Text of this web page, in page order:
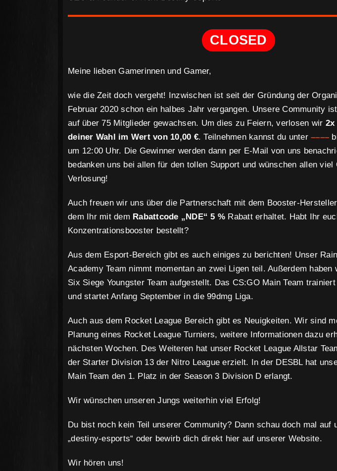
CLOSED
Meine lieben Gamerinnen und Gamer,
wie die Zeit doch vergeht! Inzwischen ist seit der Gründung der
Februar 2020 schon ein halbes Jahr vergangen. Unsere Community
auf über 75 Mitglieder gewachsen. Um dies zu Feiern, verlosen wir 2x
deiner Wahl im Wert von 10,00 €. Teilnehmen kannst du unter––––
um 12:00 Uhr. Die Gewinner werden dann per E-Mail von uns
bedanken uns bei allen für den tollen Support und wünschen allen viel
Verlosung!
Auch freuen wir uns über die Partnerschaft mit dem Booster-
dem Ihr mit dem Rabattcode „NDE“ 5 % Rabatt erhaltet. Habt Ihr
Konzentrationsbooster bestellt?
Aus dem Esport-Bereich gibt es auch einiges zu berichten! Unser
Academy Team nimmt momentan an zwei Ligen teil. Außerdem haben
Six Siege Youngster Team aufgestellt. Das CS:GO Main Team
und startet Anfang September in die 99dmg Liga.
Auch aus dem Rocket League Bereich gibt es Neuigkeiten. Wir sind
Planung eines Rocket League Turniers, weitere Informationen dazu
nächsten Wochen. Des Weiteren hat unser Rocket League Allstar
der Starter Division 13 der Nitro League erzielt. In der DESBL hat
Main Team den 1. Platz in der Season 3 Division D erlangt.
Wir wünschen unseren Jungs weiterhin viel Erfolg!
Du bist noch kein Teil unserer Community? Dann schau doch mal auf
„destiny-esports“ oder bewirb dich direkt hier auf unserer Website.
Wir hören uns!